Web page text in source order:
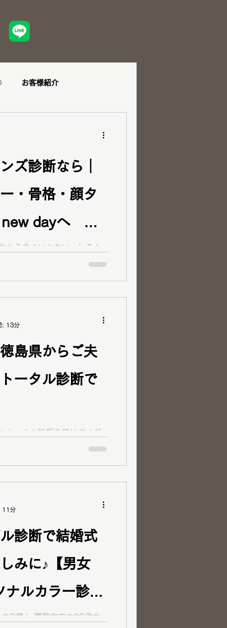
お客様紹介
ショッピング同行
ル ペア診断
ント
ズ診断なら｜
・骨格・顔タ
new dayへ 外
た30代男性の
岡山・倉敷
かうまくいかない…」そん
コンサルで分かることマッ
島県からご夫
ータル診断で
トータル診断を受けてくだ
ストカラー診断をご依頼く
タム
マー（ブ
も自信を持って着れま
てよかった」とおっしゃっ
のも見れてワイワイ楽しく
: 13分
診断で結婚式
みに♪【男女
ナルカラー診
顔タイプ診
市の20代女
11分